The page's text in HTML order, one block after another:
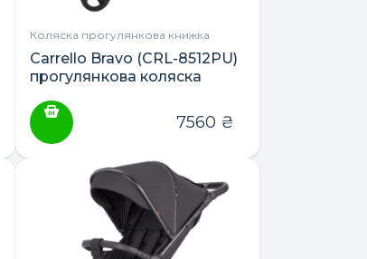
Коляска прогулянкова книжка
Carrello Bravo (CRL-8512PU)
прогулянкова коляска
7560 ₴